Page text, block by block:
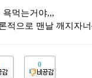
먹는거야,,,
적으로 맨날 깨지자
0